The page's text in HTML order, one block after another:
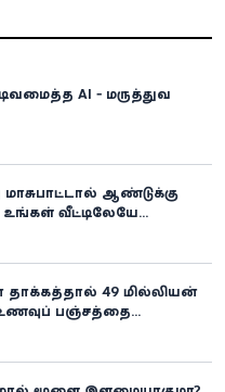
AI - மருத்துவ
ஆண்டுக்கு
– உங்கள் வீட்டிலேயே
49 மில்லியன்
பஞ்சத்தை